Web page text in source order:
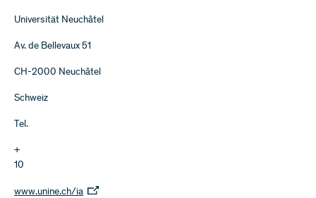
Universität Neuchâtel
Av. de Bellevaux 51
CH-2000 Neuchâtel
Schweiz
Tel.
+
10
www.unine.ch/ia